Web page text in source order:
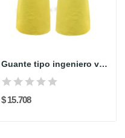
Guante tipo ingeniero vaqueta largo - refuerzo...
$ 15.708